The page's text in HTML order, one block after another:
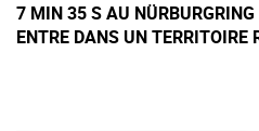
7 MIN 35 S AU
ENTRE DANS UN TERRITOIRE